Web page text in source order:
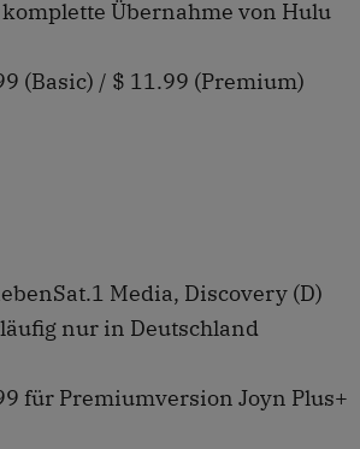
Übernahme von Hulu
(Basic) / $ 11.99 (Premium)
Media, Discovery (D)
nur in Deutschland
für Premiumversion Joyn Plus+